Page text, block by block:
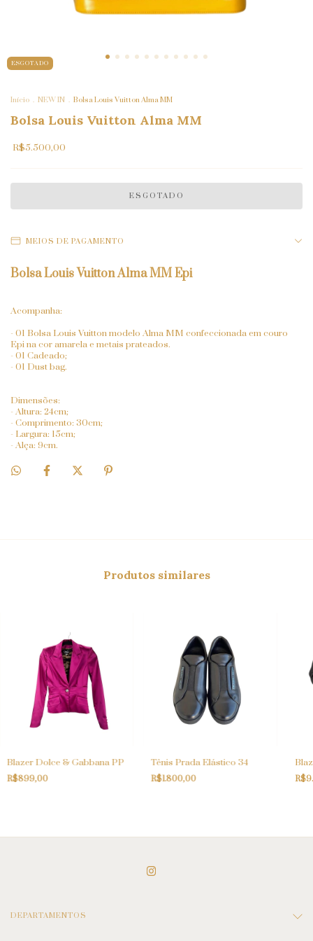
ESGOTADO
Início . NEW IN . Bolsa Louis Vuitton Alma MM
Bolsa Louis Vuitton Alma MM
R$5.500,00
MEIOS DE PAGAMENTO
Bolsa Louis Vuitton Alma MM Epi
Acompanha:
- 01 Bolsa Louis Vuitton modelo Alma MM confeccionada em couro
Epi na cor amarela e metais prateados.
- 01 Cadeado;
- 01 Dust bag.
Dimensões:
- Altura: 24cm;
- Comprimento: 30cm;
- Largura: 15cm;
- Alça: 9cm.
Produtos similares
Blazer Dolce & Gabbana PP
R$899,00
Tênis Prada Elástico 34
R$1.800,00
DEPARTAMENTOS